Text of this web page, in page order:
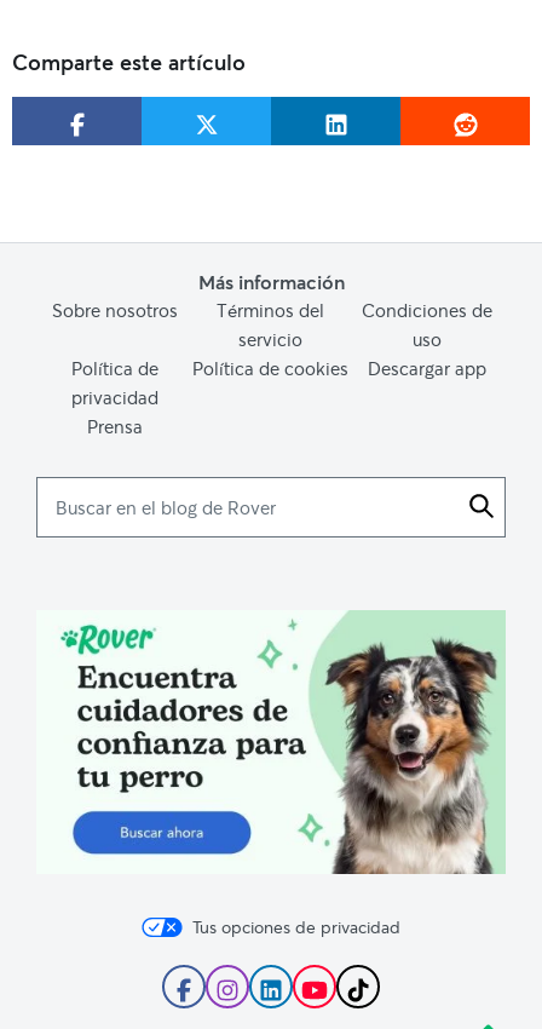
Comparte este artículo
Más información
Sobre nosotros
Términos del
servicio
Condiciones de
uso
Política de
privacidad
Política de cookies Descargar app
Prensa
en
Rover
Tus opciones de privacidad
SigueSigueSigueSuscríbete
Sigue